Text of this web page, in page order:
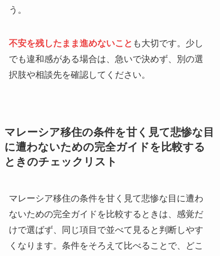
う。
不安を残したまま進めないこと も大切です。少し
でも違和感がある場合は、急いで決めず、別の選
択肢や相談先を確認してください。
マレーシア移住の条件を甘く見て悲惨な目
に遭わないための完全ガイドを比較する
ときのチェックリスト
マレーシア移住の条件を甘く見て悲惨な目に遭わ
ないための完全ガイドを比較するときは、感覚だ
けで選ばず、同じ項目で並べて見ると判断しやす
くなります。条件をそろえて比べることで、どこ